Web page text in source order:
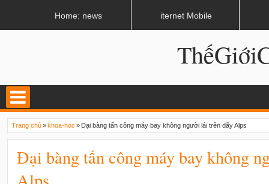
Trang chủ»khoa-hoc »Đại bàng tấn công máy bay không người lái trên dãy Alps
Đại bàng tấn công máy bay không
Home: news iternet Mobile